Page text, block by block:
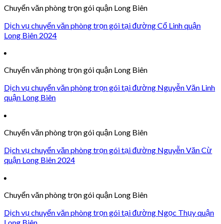
Chuyển văn phòng trọn gói quận Long Biên
Dịch vụ chuyển văn phòng trọn gói tại đường Cổ Linh quận
Long Biên 2024
Chuyển văn phòng trọn gói quận Long Biên
Dịch vụ chuyển văn phòng trọn gói tại đường Nguyễn Văn Linh
quận Long Biên
Chuyển văn phòng trọn gói quận Long Biên
Dịch vụ chuyển văn phòng trọn gói tại đường Nguyễn Văn Cừ
quận Long Biên 2024
Chuyển văn phòng trọn gói quận Long Biên
Dịch vụ chuyển văn phòng trọn gói tại đường Ngọc Thụy quận